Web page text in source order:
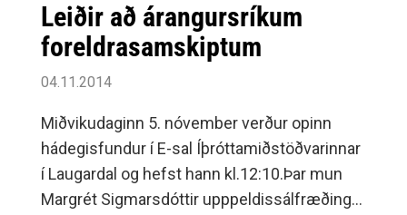
Leiðir að árangursríkum
foreldrasamskiptum
04.11.2014
Miðvikudaginn 5. nóvember verður opinn
hádegisfundur í E-sal Íþróttamiðstöðvarinnar
í Laugardal og hefst hann kl.12:10.Þar mun
Margrét Sigmarsdóttir upppeldissálfræðingur